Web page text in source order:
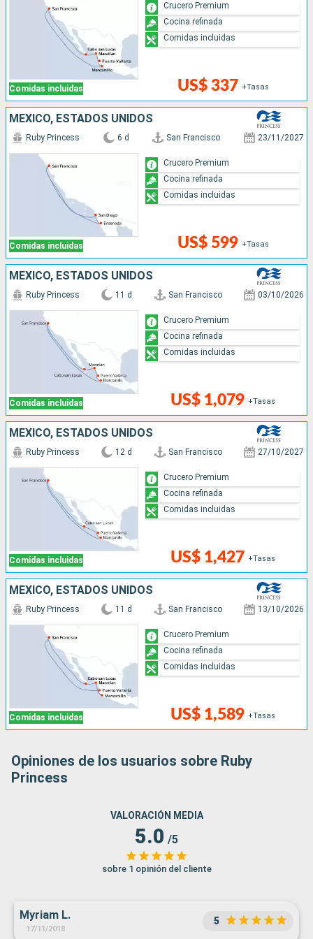
Comidas incluidas US$ 337 +Tasas
Crucero Premium
Cocina refinada
Comidas incluidas
MÉXICO, ESTADOS UNIDOS
Comidas incluidas
Ruby Princess 6 d San Francisco 23/11/2027
US$ 599 +Tasas
Crucero Premium
Cocina refinada
Comidas incluidas
MÉXICO, ESTADOS UNIDOS
Comidas incluidas
Ruby Princess 11 d San Francisco 03/10/2026
US$ 1,079 +Tasas
Crucero Premium
Cocina refinada
Comidas incluidas
MÉXICO, ESTADOS UNIDOS
Comidas incluidas
Ruby Princess 12 d San Francisco 27/10/2027
US$ 1,427 +Tasas
Crucero Premium
Cocina refinada
Comidas incluidas
MÉXICO, ESTADOS UNIDOS
Comidas incluidas
Ruby Princess 11 d San Francisco 13/10/2026
US$ 1,589 +Tasas
Crucero Premium
Cocina refinada
Comidas incluidas
Opiniones de los usuarios sobre Ruby
Princess
VALORACIÓN MEDIA
5.0 /5
sobre 1 opinión del cliente
Myriam L.
17/11/2018
5